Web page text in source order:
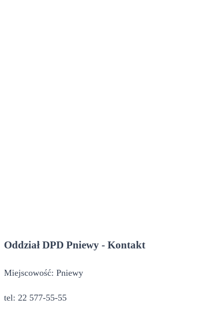
Oddział DPD Pniewy - Kontakt
Miejscowość: Pniewy
tel: 22 577-55-55